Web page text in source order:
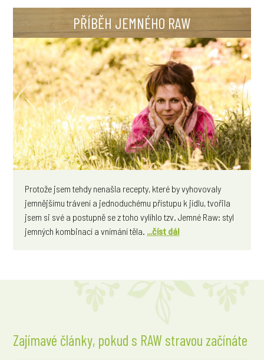
PŘÍBĚH JEMNÉHO RAW
Protože jsem tehdy nenašla recepty, které by vyhovovaly
jemnějšímu trávení a jednoduchému přístupu k jídlu, tvořila
jsem si své a postupně se z toho vylíhlo tzv. Jemné Raw: styl
jemných kombinací a vnímání těla. ...číst dál
Zajímavé články, pokud s RAW stravou začínáte